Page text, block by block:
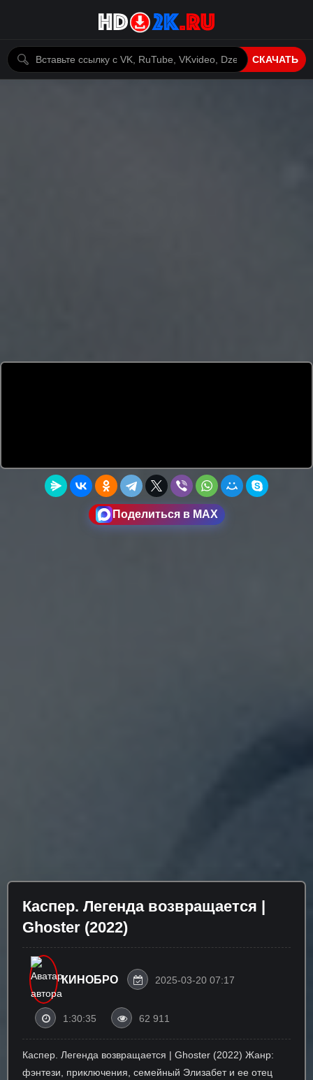
СКАЧАТЬ
Поделиться в MAX
Каспер. Легенда возвращается |
Ghoster (2022)
КИНОБРО 2025-03-20 07:17
1:30:35 62 911
Каспер. Легенда возвращается | Ghoster (2022) Жанр:
фэнтези, приключения, семейный Элизабет и ее отец